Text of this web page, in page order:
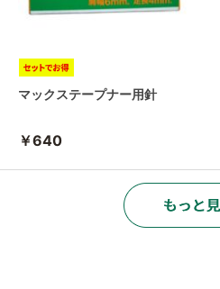
マックステープナー用針
￥640